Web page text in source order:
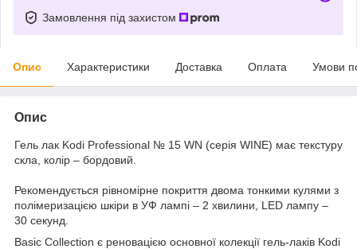
Замовлення під захистом
Опис Характеристики Доставка Оплата Умови
Опис
Гель лак Kodi Professional № 15 WN (серія WINE) має текстуру
скла, колір – бордовий.
Рекомендується рівномірне покриття двома тонкими кулями з
полімеризацією шкіри в УФ лампі – 2 хвилини, LED лампу –
30 секунд.
Basic Collection є реновацією основної колекції гель-лаків Kodi